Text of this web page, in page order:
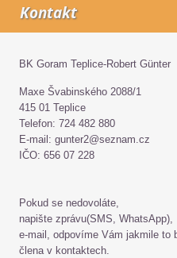
Kontakt
BK Goram Teplice-Robert Günter
Maxe Švabinského 2088/1
415 01 Teplice
Telefon: 724 482 880
E-mail: gunter2@seznam.cz
IČO: 656 07 228
Pokud se nedovoláte,
napište zprávu(SMS, WhatsApp),
e-mail, odpovíme Vám jakmile to
člena v kontaktech.